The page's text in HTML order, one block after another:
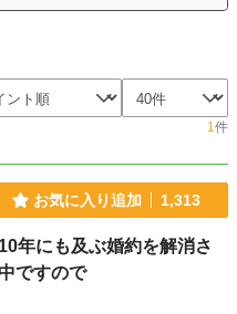
1件
お気に入り追加 1,313
年にも及ぶ婚約を解消さ
ですので